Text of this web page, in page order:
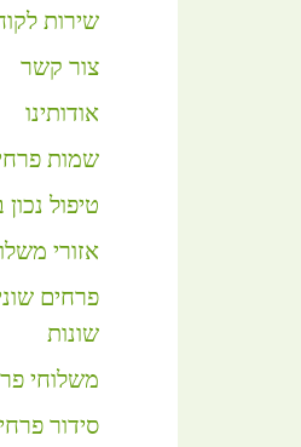
שירות
צור קשר
אודותינו
שמות
טיפול
אזורי
פרחים
שונות
משלוחי
סידור